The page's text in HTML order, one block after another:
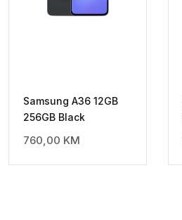
Samsung A36 12GB
256GB Black
760,00 KM